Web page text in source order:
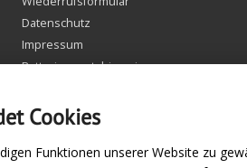
Datenschutz
Impressum
Batteriegesetzhinweise
Einstellungen Cookie
Cookies
Funktionen unserer Website zu